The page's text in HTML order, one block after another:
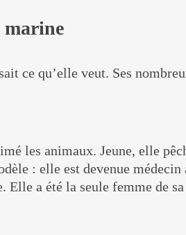
marine
ce qu’elle veut. Ses
les animaux. Jeune, elle
: elle est devenue médecin
Elle a été la seule femme de